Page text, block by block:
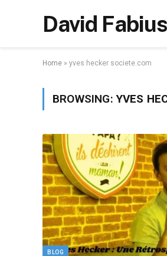
David Fabius
Home » yves hecker societe.com
BROWSING:YVES
BLOG